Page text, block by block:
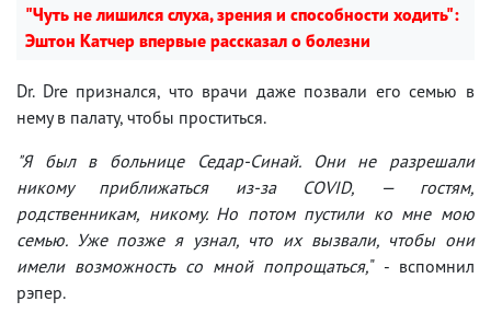
"Чуть не лишился слуха, зрения и способности ходить":
Эштон Катчер впервые рассказал о болезни
Dr. Dre признался, что врачи даже позвали его семью в
нему в палату, чтобы проститься.
"Я был в больнице Седар-Синай. Они не разрешали
никому приближаться из-за COVID, — гостям,
родственникам, никому. Но потом пустили ко мне мою
семью. Уже позже я узнал, что их вызвали, чтобы они
имели возможность со мной попрощаться," - вспомнил
рэпер.